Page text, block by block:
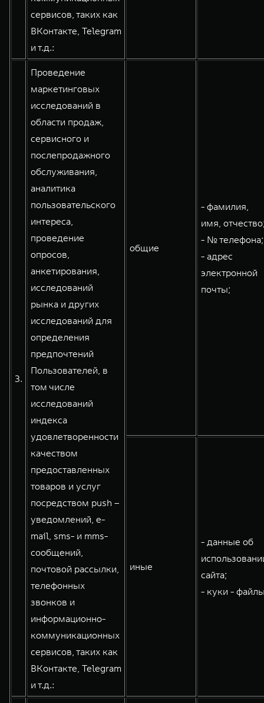
сервисов, таких как
ВКонтакте, Telegram
и т.д.:
3.
Проведение
маркетинговых
исследований в
области продаж,
сервисного и
послепродажного
обслуживания,
аналитика
пользовательского
интереса,
проведение
опросов,
анкетирования,
исследований
рынка и других
исследований для
определения
предпочтений
Пользователей, в
том числе
исследований
индекса
удовлетворенности
качеством
предоставленных
товаров и услуг
посредством push –
уведомлений, e-
mail, sms- и mms-
сообщений,
почтовой рассылки,
телефонных
звонков и
информационно-
коммуникационных
сервисов, таких как
ВКонтакте, Telegram
и т.д.:
общие
- фамилия,
имя,
- № телефона;
- адрес
электронной
почты;
иные
- данные об
сайта;
- куки -